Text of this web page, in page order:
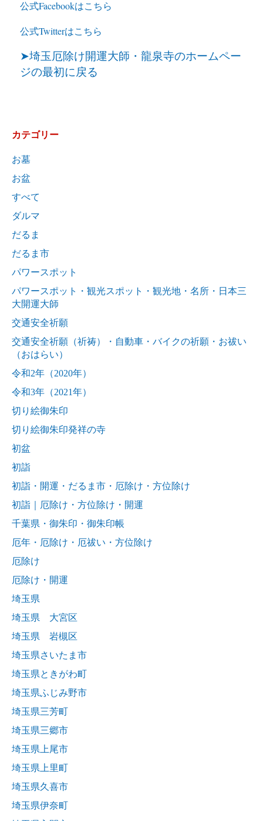
公式Facebookはこちら
公式Twitterはこちら
➤埼玉厄除け開運大師・龍泉寺のホームペー
ジの最初に戻る
カテゴリー
お墓
お盆
すべて
ダルマ
だるま
だるま市
パワースポット
パワースポット・観光スポット・観光地・名所・日本三
大開運大師
交通安全祈願
交通安全祈願（祈祷）・自動車・バイクの祈願・お祓い
（おはらい）
令和2年（2020年）
令和3年（2021年）
切り絵御朱印
切り絵御朱印発祥の寺
初盆
初詣
初詣・開運・だるま市・厄除け・方位除け
初詣｜厄除け・方位除け・開運
千葉県・御朱印・御朱印帳
厄年・厄除け・厄祓い・方位除け
厄除け
厄除け・開運
埼玉県
埼玉県 大宮区
埼玉県 岩槻区
埼玉県さいたま市
埼玉県ときがわ町
埼玉県ふじみ野市
埼玉県三芳町
埼玉県三郷市
埼玉県上尾市
埼玉県上里町
埼玉県久喜市
埼玉県伊奈町